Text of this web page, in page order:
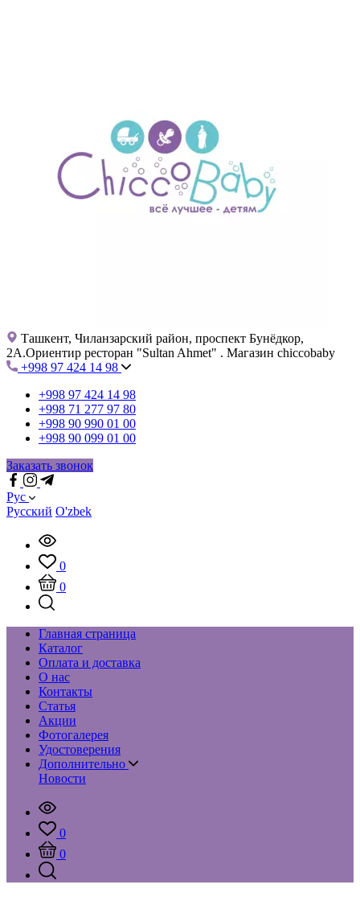
Ташкент, Чиланзарский район, проспект Бунёдкор,
2А.Ориентир ресторан "Sultan Ahmet" . Магазин chiccobaby
+998 97 424 14 98
+998 97 424 14 98
+998 71 277 97 80
+998 90 990 01 00
+998 90 099 01 00
Заказать звонок
Рус
Русский O'zbek
0
0
Главная страница
Каталог
Оплата и доставка
О нас
Контакты
Статья
Акции
Фотогалерея
Удостоверения
Дополнительно
Новости
0
0